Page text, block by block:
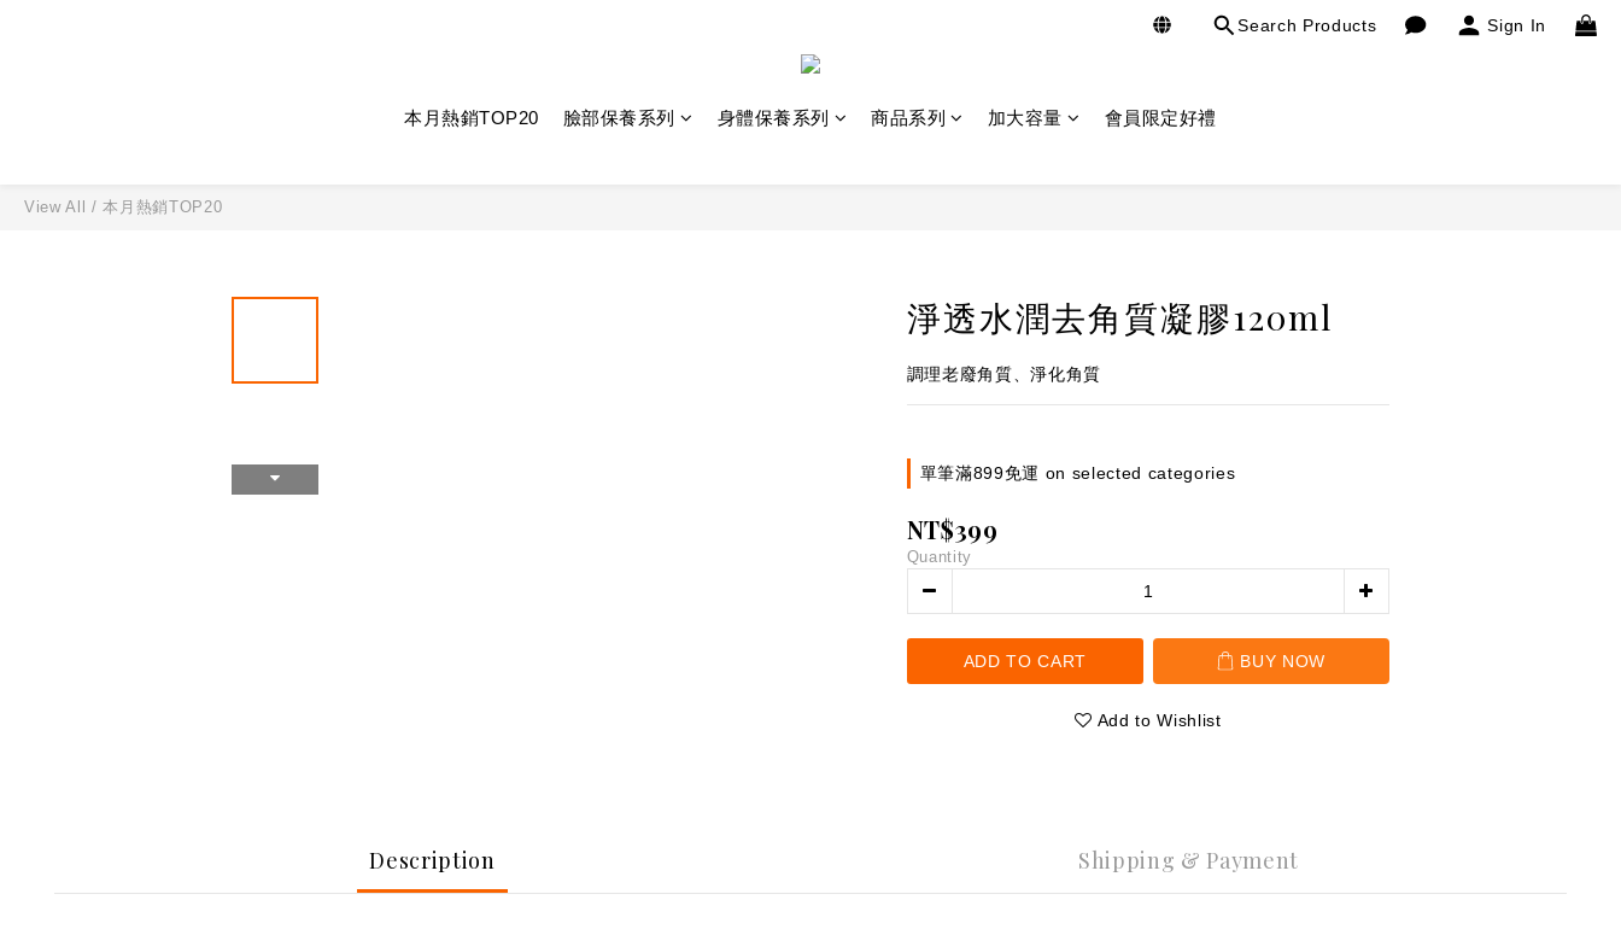
Search Products Sign In
本月熱銷TOP20 臉部保養系列 身體保養系列 商品系列 加大容量 會員限定好禮
View All /本月熱銷TOP20
淨透水潤去角質凝膠120ml
調理老廢角質、淨化角質
單筆滿899免運 on selected categories
NT$399
Quantity
ADD TO CART BUY NOW
Add to Wishlist
Description Shipping & Payment